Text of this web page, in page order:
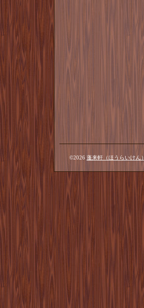
©2026 蓬来軒（ほうらいけん）